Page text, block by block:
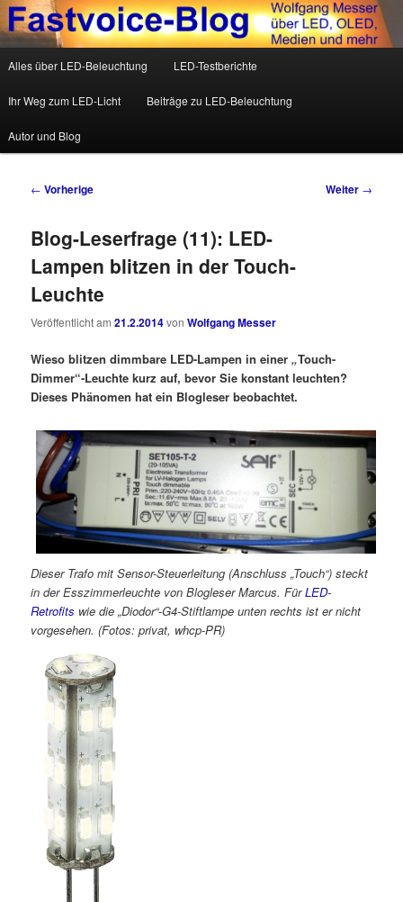
Fastvoice-Blog
Wolfgang Messer über LED, OLED, Medien und mehr
Zum Inhalt wechseln
Zum sekundären Inhalt wechseln
Alles über LED-Beleuchtung LED-Testberichte
Ihr Weg zum LED-Licht Beiträge zu LED-Beleuchtung
Autor und Blog
Beitrags-Navigation
← Vorherige Weiter →
Blog-Leserfrage (11): LED-
Lampen blitzen in der Touch-
Leuchte
Veröffentlicht am21.2.2014vonWolfgang Messer
Wieso blitzen dimmbare LED-Lampen in einer„Touch-
Dimmer“-Leuchte kurz auf, bevor Sie konstant leuchten?
Dieses Phänomen hat ein Blogleser beobachtet.
Dieser Trafo mit Sensor-Steuerleitung (Anschluss „Touch“) steckt
in der Esszimmerleuchte von Blogleser Marcus. FürLED-
Retrofits wie die „Diodor“-G4-Stiftlampe unten rechts ist er nicht
vorgesehen. (Fotos: privat, whcp-PR)